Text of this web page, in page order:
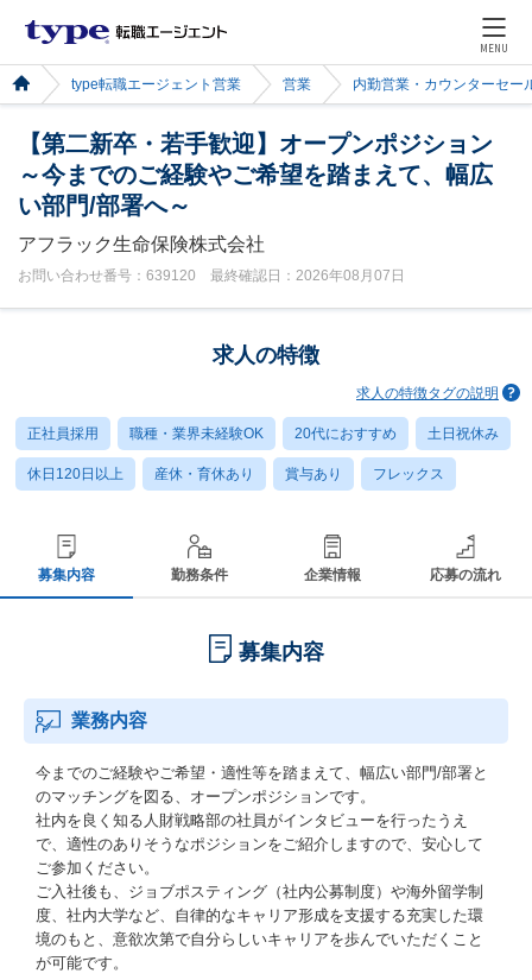
MENU
type転職エージェント営業 営業 内勤営業・カウンターセー
【第二新卒・若手歓迎】オープンポジション
～今までのご経験やご希望を踏まえて、幅広
い部門/部署へ～
アフラック生命保険株式会社
お問い合わせ番号：639120 最終確認日：2026年08月07日
求人の特徴
求人の特徴タグの説明
正社員採用 職種・業界未経験OK 20代におすすめ 土日祝休み
休日120日以上 産休・育休あり 賞与あり フレックス
募集内容 勤務条件 企業情報 応募の流れ
募集内容
業務内容
今までのご経験やご希望・適性等を踏まえて、幅広い部門/部署と
のマッチングを図る、オープンポジションです。
社内を良く知る人財戦略部の社員がインタビューを行ったうえ
で、適性のありそうなポジションをご紹介しますので、安心して
ご参加ください。
ご入社後も、ジョブポスティング（社内公募制度）や海外留学制
度、社内大学など、自律的なキャリア形成を支援する充実した環
境のもと、意欲次第で自分らしいキャリアを歩んでいただくこと
が可能です。